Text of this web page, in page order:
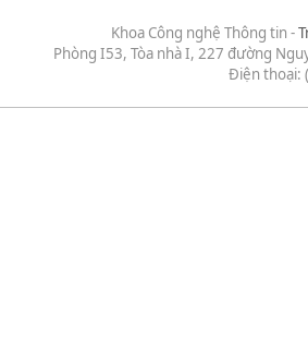
Khoa Công nghệ Thông tin -
Phòng I53, Tòa nhà I, 227 đường
Điện thoại: